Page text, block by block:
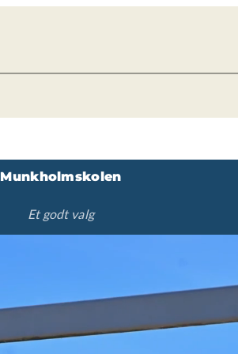
Munkholmskolen
Et godt valg